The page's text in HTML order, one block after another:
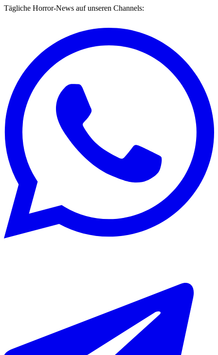
Tägliche Horror-News auf unseren Channels: